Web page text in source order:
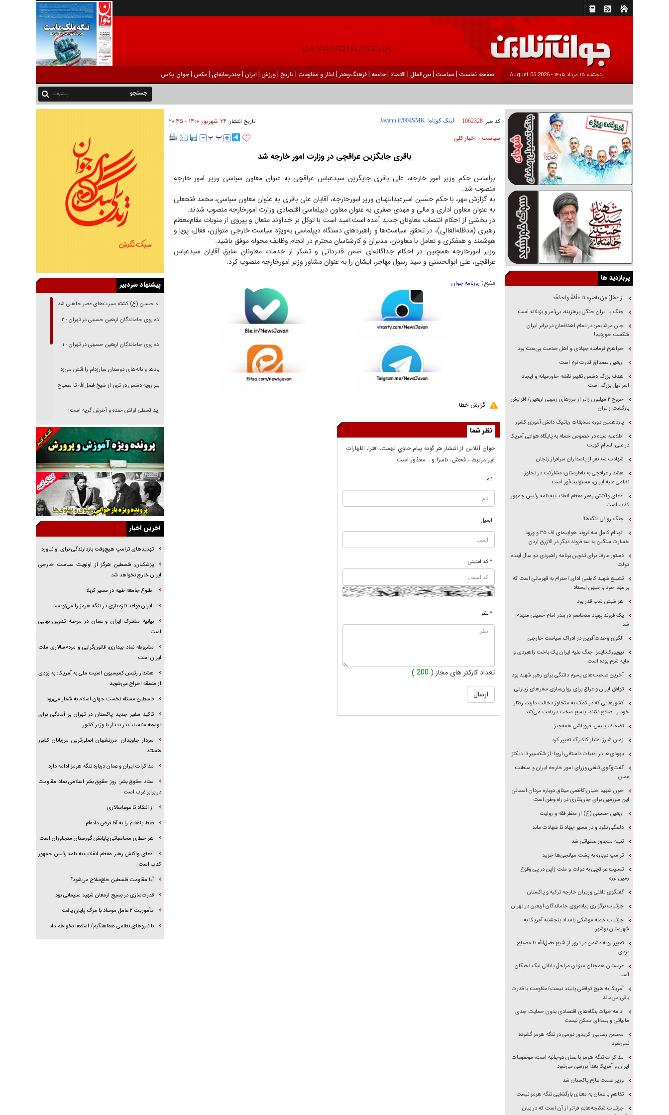
پنجشنبه ۱۵ مرداد ۱۴۰۵ - 2026 August 06 صفحه نخست | سیاست |بين‌الملل | اقتصاد |جامعه |فرهنگ‌و‌هنر | ایثار و مقاومت |تاریخ |ورزش | ايران |چندرسانه‌ای |عکس |جوان پلاس
پیشرفته
کد خبر: 1062328 لینک کوتاه: تاریخ انتشار:۲۴ شهريور ۱۴۰۰ - ۲۰:۴۵
سیاست» اخبار کلی
باقری جایگزین عراقچی در وزارت امور خارجه شد
براساس حکم وزیر امور خارجه، علی باقری جایگزین سیدعباس عراقچی به عنوان معاون سیاسی وزیر امور خارجه
منصوب شد.
به گزارش مهر، با حکم حسین امیرعبداللهیان وزیر امورخارجه، آقایان علی باقری به عنوان معاون سیاسی، محمد فتحعلی
به عنوان معاون اداری و مالی و مهدی صفری به عنوان معاون دیپلماسی اقتصادی وزارت امورخارجه منصوب شدند.
در بخشی از احکام انتصاب معاونان جدید آمده است:امید است با توکل بر خداوند متعال و پیروی از منویات مقام‌معظم
رهبری (مدظله‌العالی)، در تحقق سیاست‌ها و راهبرد‌های دستگاه دیپلماسی به‌ویژه سیاست خارجی متوازن، فعال، پویا و
هوشمند و همفکری و تعامل با معاونان، مدیران و کارشناسان محترم در انجام وظایف محوله موفق باشید.
وزیر امورخارجه همچنین در احکام جداگانه‌ای ضمن قدردانی و تشکر از خدمات معاونان سابق آقایان سیدعباس
عراقچی، علی ابوالحسنی و سید رسول مهاجر، ایشان را به عنوان مشاور وزیر امورخارجه منصوب کرد.
منبع: روزنامه جوان
گزارش خطا
نظر شما
جوان آنلاين از انتشار هر گونه پيام حاوي تهمت، افترا، اظهارات
غير مرتبط ، فحش، ناسزا و... معذور است
نام
ایمیل
* کد امنیتی
* نظر
تعداد کارکتر های مجاز ( 200 )
پربازدید ها
از «هَلْ مِنْ ناصِرٍ» تا «اُمَّةً واحِدَةً»
جنگ با ایران جنگی پرهزینه، بی‌ثمر و بزدلانه است
جان مرشایمر: در تمام اهدافمان در برابر ایران
شکست خوردیم!
خواهرم فرمانده جهادی و اهل خدمت بی‌منت بود
اربعین مصداق قدرت نرم است
هدف بزرگ دشمن تغییر نقشه خاورمیانه و ایجاد
اسرائیل بزرگ است
‌خروج ۲ میلیون زائر از مرز‌های زمینی اربعین/ افزایش
بازگشت زائران
یازدهمین دوره مسابقات رباتیک دانش آموزی کشور
اطلاعیه سپاه در خصوص حمله به پایگاه هوایی آمریکا
در علی السالم کویت
شهادت سه نفر از پاسداران سرافراز زنجان
هشدار عراقچی به بلغارستان؛ مشارکت در تجاوز
نظامی علیه ایران، مسئولیت‌آور است
ادعای واکنش رهبر معظم انقلاب به نامه رئیس جمهور
کذب است
جنگ روانی تنگه‌ها!
انهدام کامل سه فروند هواپیمای اف ۳۵ و ورود
خسارت سنگین به سه فروند دیگر در الازرق اردن
دستور عارف برای تدوین برنامه راهبردی دو سال آینده
دولت
تشییع شهید کاظمی ادای احترام به قهرمانی است که
بر عهد خود با میهن ایستاد
هر شبش شب قدر بود
یک فروند پهپاد متخاصم در بندر امام خمینی منهدم
شد
الگوی وحدت‌آفرین در ادراک سیاست خارجی
نیویورک‌تایمز: جنگ علیه ایران یک باخت راهبردی و
مایه شرم بوده است
آخرین صحبت‌های پسرم دلتنگی برای رهبر شهید بود
توافق ایران و عراق برای روان‌سازی سفر‌های زیارتی
کشور‌هایی که در کمک به متجاوز دخالت دارند، رفتار
خود را اصلاح نکنند، پاسخ سخت دریافت می‌کنند
تضعیف پلیس، فروپاشی همه‌چیز
زمان شارژ اعتبار کالابرگ تغییر کرد
یهودی‌ها در ادبیات داستانی اروپا؛ از شکسپیر تا دیکنز
گفت‌وگوی تلفنی وزرای امور خارجه ایران و سلطنت
عمان
خون شهید خلبان کاظمی میثاق دوباره مردان آسمانی
این سرزمین برای جان‌نثاری در راه وطن است
اربعین حسینی (ع) از منظر فقه و روایت
دلتنگی نکرد و در مسیر جهاد تا شهادت ماند
تنبیه متجاوز عملیاتی شد
ترامپ دوباره به پشت میانجی‌ها خزید
تسلیت عراقچی به دولت و ملت ژاپن در پی وقوع
زمین لرزه
گفتگوی تلفنی وزیران خارجه ترکیه و پاکستان
جزئیات برگزاری پیاده‌روی جاماندگان اربعین در تهران
جزئیات حمله موشکی بامداد پنجشنبه آمریکا به
شهرستان بوشهر
تغییر رویه دشمن در ترور از شیخ فضل‌الله تا مصباح
یزدی
عربستان همچنان میزبان مراحل پایانی لیگ نخبگان
آسیا
آمریکا به هیچ توافقی پایبند نیست/مقاومت با قدرت
باقی می‌ماند
ادامه حیات بنگاه‌های اقتصادی بدون حمایت جدی
مالیاتی و بیمه‌ای ممکن نیست
محسن رضایی: کریدور دومی در تنگه هرمز گشوده
نمی‌شود
مذاکرات تنگه هرمز با عمان دوجانبه است؛ موضوعات
ایران و آمریکا بعداً بررسی می‌شود
وزیر صمت عازم پاکستان شد
تفاهم با عمان به معنای بازگشایی تنگه هرمز نیست
جزئیات شکنجه‌هایم فراتر از آن است که در بیان
پیشنهاد سردبیر
امام حسین (ع) کشته سیرت‌های عصر جاهلی شد
پیاده روی جاماندگان اربعین حسینی در تهران - ۲
پیاده روی جاماندگان اربعین حسینی در تهران - ۱
فریاد‌ها و ناله‌های دوستان مبارزدلم را آتش می‌زد
تغییر رویه دشمن در ترور از شیخ فضل‌الله تا مصباح
خرید قسطی اولش خنده و آخرش گریه است!
فوتبال و آن «بالا»!
راهبرد غافلگیری با نسل جدید پهپاد‌ها
جنجال پزشکان تقلبی در صنعت زیبایی
یهودی‌ها در ادبیات داستانی اروپا؛ از شکسپیر تا
دیکنز
گفت‌وگو با خواهر یکی از شهدای جنگ رمضان/
خواهرم فرمانده جهادی و اهل خدمت بی‌منت بود
جزئیات شکنجه‌هایم فراتر از آن است که در بیان
بگنجد!
گزارش «جوان» از قوانین سخت‌گیرانه ۶ قاره در
تحلیل ابعاد پیام رهبر انقلاب به حزب‌الله/ مقاومت
لبنان/ هر شبش شب قدر بود
آخرین اخبار
تهدید‌های ترامپ هیچ‌وقت بازدارندگی برای او نیاورد
پزشکیان: فلسطین هرگز از اولویت سیاست خارجی
ایران خارج نخواهد شد
طلوع جامعه طیبه در مسیر کربلا
ایران قواعد تازه بازی در تنگه هرمز را می‌نویسد
بیانیه مشترک ایران و عمان در مرحله تدوین نهایی
است
مشروطه نماد بیداری، قانون‌گرایی و مردم‌سالاری ملت
ایران است
هشدار رئیس کمیسیون امنیت ملی به آمریکا: به زودی
از منطقه اخراج می‌شوید
فلسطین مسئله نخست جهان اسلام به شمار می‌رود
تاکید سفیر جدید پاکستان در تهران بر آمادگی برای
توسعه مناسبات در دیدار با وزیر کشور
سردار جاویدان: مرزنشینان اصلی‌ترین مرزبانان کشور
هستند
مذاکرات ایران و عمان درباره تنگه هرمز ادامه دارد
ستاد حقوق بشر: روز حقوق بشر اسلامی نماد مقاومت
در برابر غرب است
از انتقاد تا غوغاسالاری
فقط پاهایم را به آقا قرض داده‌ام
هر خطای محاسباتی پایانش گورستان متجاوزان است
ادعای واکنش رهبر معظم انقلاب به نامه رئیس جمهور
کذب است
آیا مقاومت فلسطین خلع‌سلاح می‌شود؟
قدرت‌سازی در بسیج ارمغان شهید سلیمانی بود
مأموریت ۲ عامل موساد با مرگ پایان یافت
با نیرو‌های نظامی هماهنگیم/ استعفا نخواهم داد